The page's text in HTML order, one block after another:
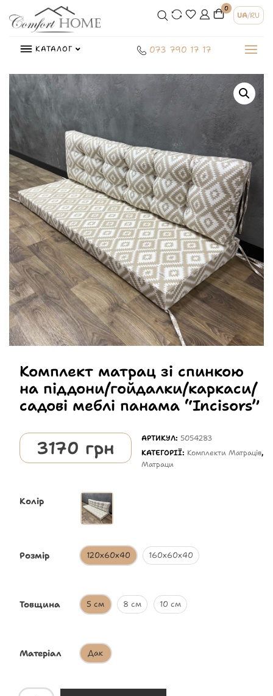
0
UA/RU
КАТАЛОГ 073 790 17 17
Комплект матрац зі спинкою
на піддони/гойдалки/каркаси/
садові меблі панама “Incisors”
3170 грн АРТИКУЛ: 5054283
КАТЕГОРІЇ: Комплекти Матраців,
Матраци
Колір
Розмір 120х60х40 160х60х40
Товщина 5 см 8 см 10 см
Матеріал Дак